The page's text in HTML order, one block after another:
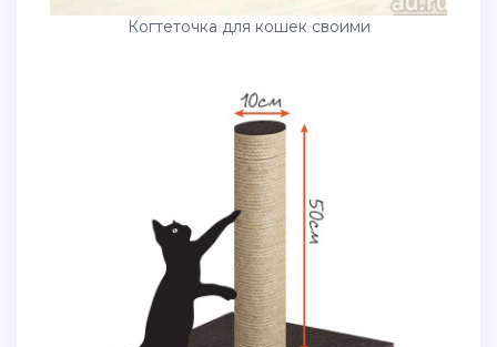
Когтеточка для кошек своими